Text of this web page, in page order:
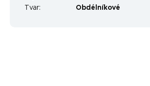
Tvar: Obdélníkové